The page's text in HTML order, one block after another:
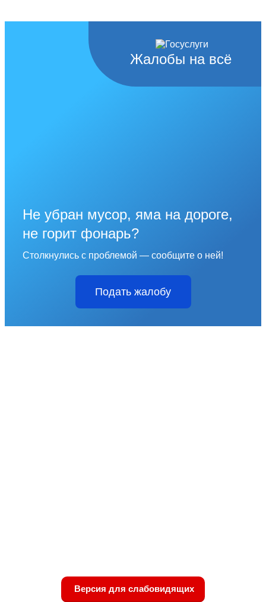
Жалобы на всё
Не убран мусор, яма на дороге,
не горит фонарь?
Столкнулись с проблемой — сообщите о ней!
Подать жалобу
Версия для слабовидящих